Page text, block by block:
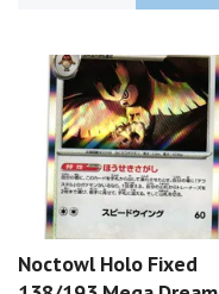
Noctowl Holo Fixed